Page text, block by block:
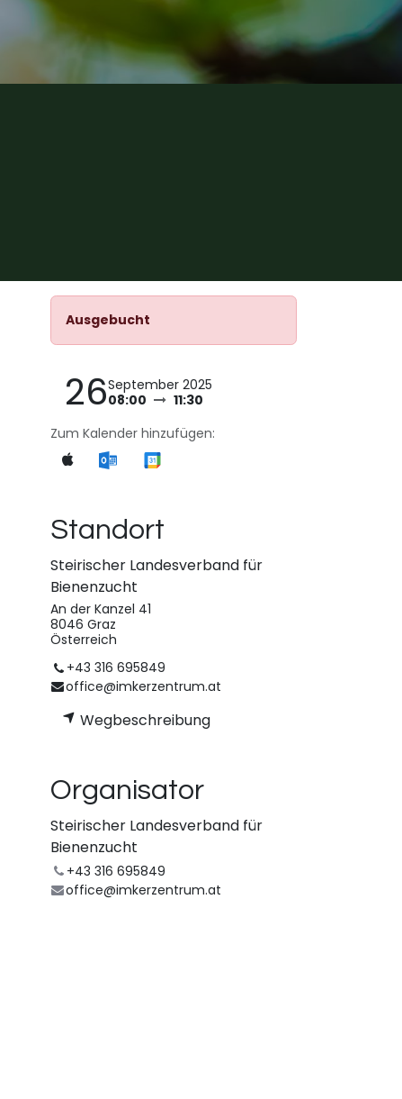
Ausgebucht
26September 2025
08:00
11:30
Zum Kalender hinzufügen:
Standort
Steirischer Landesverband für
Bienenzucht
An der Kanzel 41
8046 Graz
Österreich
+43 316 695849
office@imkerzentrum.at
Wegbeschreibung
Organisator
Steirischer Landesverband für
Bienenzucht
+43 316 695849
office@imkerzentrum.at